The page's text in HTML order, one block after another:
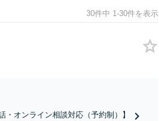
30件中 1-30件を表示
オンライン相談対応（予約制）】